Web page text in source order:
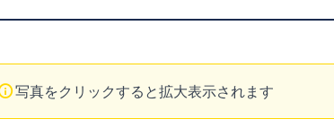
写真をクリックすると拡大表示されます